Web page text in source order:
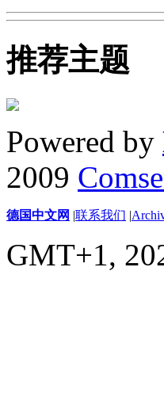
推荐主题
Powered by
2009
德国中文网 |联系我们 |
GMT+1,